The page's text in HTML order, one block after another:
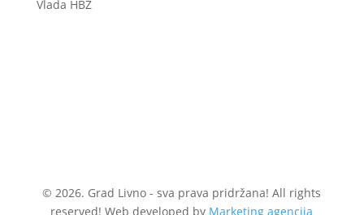
Vlada HBŽ
© 2026. Grad Livno - sva prava pridržana! All rights
reserved! Web developed by Marketing agencija